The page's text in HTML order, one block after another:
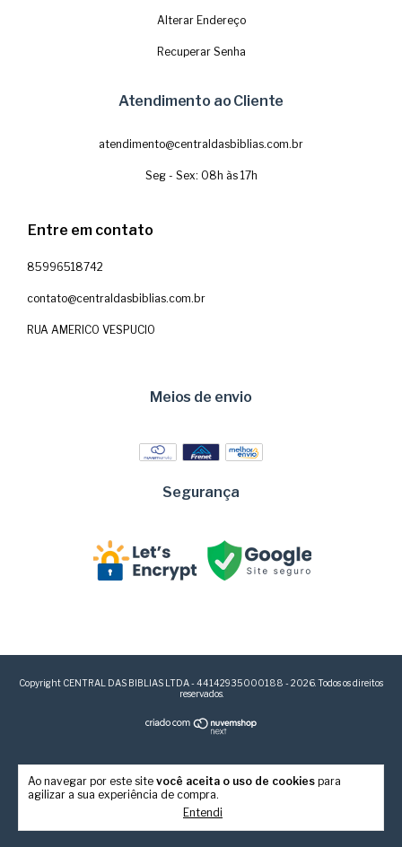
Ao navegar por este site você aceita o uso de cookies para
agilizar a sua experiência de compra.
Entendi
Alterar Endereço
Recuperar Senha
Atendimento ao Cliente
atendimento@centraldasbiblias.com.br
Seg - Sex: 08h às 17h
Entre em contato
85996518742
contato@centraldasbiblias.com.br
RUA AMERICO VESPUCIO
Meios de envio
Segurança
Copyright CENTRAL DAS BIBLIAS LTDA - 44142935000188 - 2026. Todos os direitos
reservados.